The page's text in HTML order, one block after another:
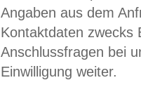
Angaben aus dem
Kontaktdaten zwecks
Anschlussfragen bei
Einwilligung weiter.